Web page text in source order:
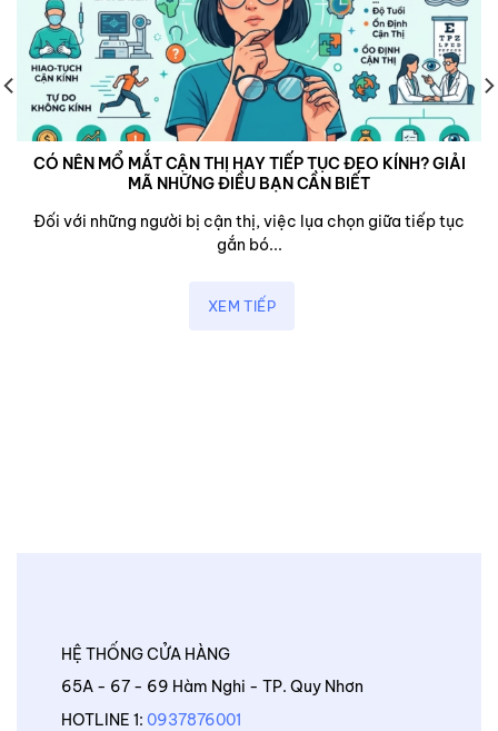
CÓ NÊN MỔ MẮT CẬN THỊ HAY TIẾP TỤC ĐEO KÍNH? GIẢI
MÃ NHỮNG ĐIỀU BẠN CẦN BIẾT
Đối với những người bị cận thị, việc lụa chọn giữa tiếp tục
gắn bó...
XEM TIẾP
HỆ THỐNG CỬA HÀNG
65A - 67 - 69 Hàm Nghi - TP. Quy Nhơn
HOTLINE 1: 0937876001